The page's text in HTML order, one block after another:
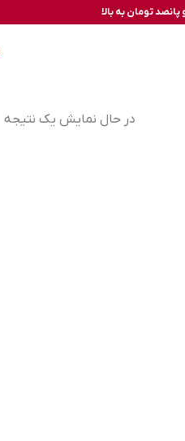
تومان به بالا
در حال نمایش یک نتیجه